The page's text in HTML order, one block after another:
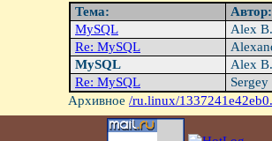
Тема:
MySQL
Alex
Re: MySQL
MySQL
Alex
Re: MySQL
Архивное /ru.linux/